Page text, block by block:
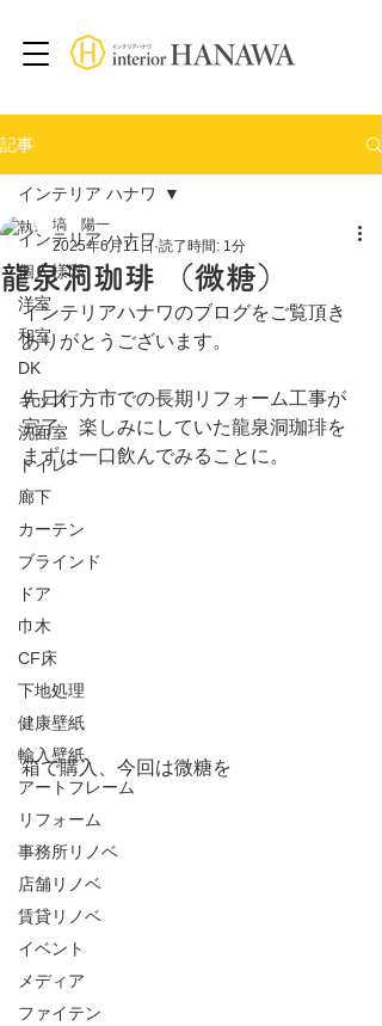
記事
インテリア ハナワ
個人様邸
洋室
和室
DK
キッズ
洗面室
トイレ
廊下
カーテン
ブラインド
ドア
巾木
CF床
下地処理
健康壁紙
輸入壁紙
アートフレーム
リフォーム
事務所リノベ
店舗リノベ
賃貸リノベ
イベント
メディア
ファイテン
インテリア ハナワ
龍泉洞珈琲 （微糖）
塙 陽一
2025年6月11日 読了時間: 1分
インテリアハナワのブログをご覧頂き
ありがとうございます。
先日行方市での長期リフォーム工事が
完了、楽しみにしていた龍泉洞珈琲を
まずは一口飲んでみることに。
箱で購入、今回は微糖を